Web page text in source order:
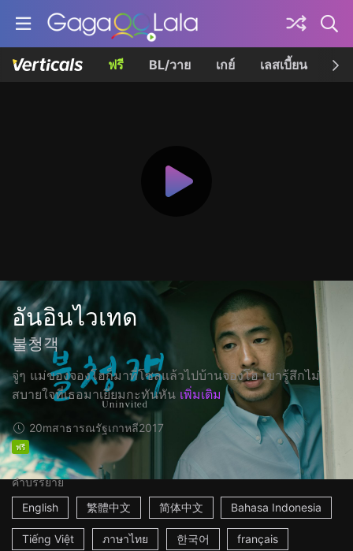
ฟรี BL/วาย เกย์ เลสเบี้ยน เค
อันอินไวเทด
불청객
จู่ๆ แม่ของจองโฮก็มาที่โซลแล้วไปบ้านจองโฮ เขารู้สึกไม่
สบายใจที่เธอมาเยี่ยมกะทันหัน เพิ่มเติม
20mสาธารณรัฐเกาหลี2017
ฟรี
คำบรรยาย
English
繁體中文 简体中文 Bahasa Indonesia
Tiếng Việt ภาษาไทย 한국어 français